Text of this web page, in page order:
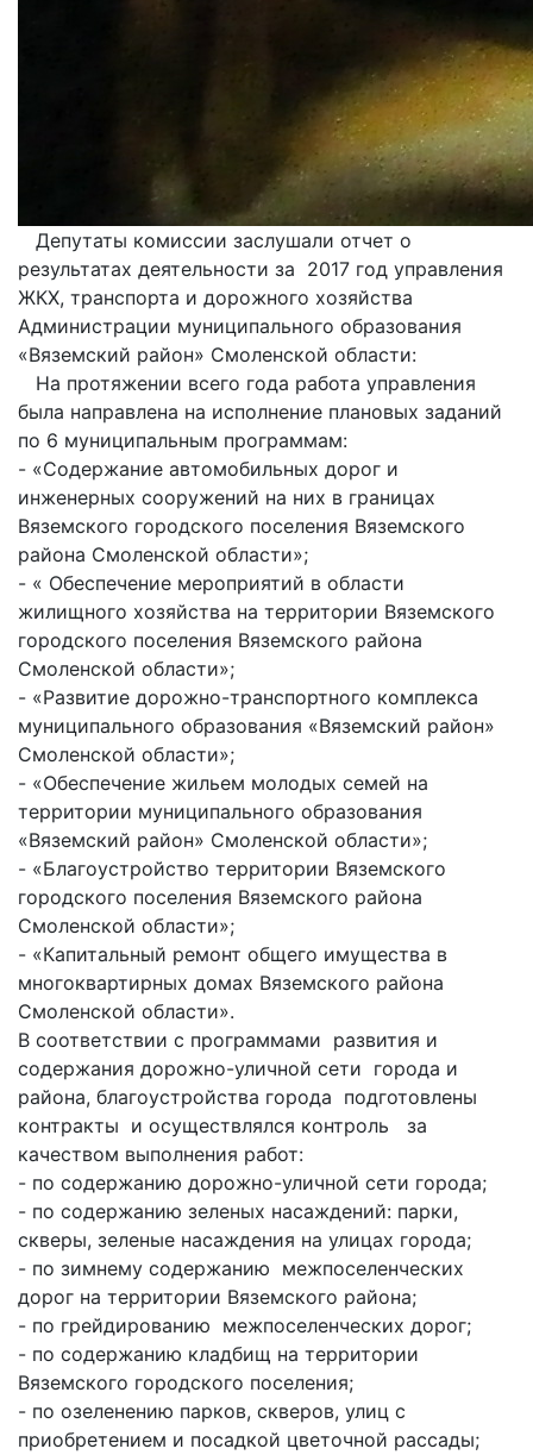
Депутаты комиссии заслушали отчет о
результатах деятельности за 2017 год управления
ЖКХ, транспорта и дорожного хозяйства
Администрации муниципального образования
«Вяземский район» Смоленской области:
На протяжении всего года работа управления
была направлена на исполнение плановых заданий
по 6 муниципальным программам:
- «Содержание автомобильных дорог и
инженерных сооружений на них в границах
Вяземского городского поселения Вяземского
района Смоленской области»;
- « Обеспечение мероприятий в области
жилищного хозяйства на территории Вяземского
городского поселения Вяземского района
Смоленской области»;
- «Развитие дорожно-транспортного комплекса
муниципального образования «Вяземский район»
Смоленской области»;
- «Обеспечение жильем молодых семей на
территории муниципального образования
«Вяземский район» Смоленской области»;
- «Благоустройство территории Вяземского
городского поселения Вяземского района
Смоленской области»;
- «Капитальный ремонт общего имущества в
многоквартирных домах Вяземского района
Смоленской области».
В соответствии с программами развития и
содержания дорожно-уличной сети города и
района, благоустройства города подготовлены
контракты и осуществлялся контроль за
качеством выполнения работ:
- по содержанию дорожно-уличной сети города;
- по содержанию зеленых насаждений: парки,
скверы, зеленые насаждения на улицах города;
- по зимнему содержанию межпоселенческих
дорог на территории Вяземского района;
- по грейдированию межпоселенческих дорог;
- по содержанию кладбищ на территории
Вяземского городского поселения;
- по озеленению парков, скверов, улиц с
приобретением и посадкой цветочной рассады;